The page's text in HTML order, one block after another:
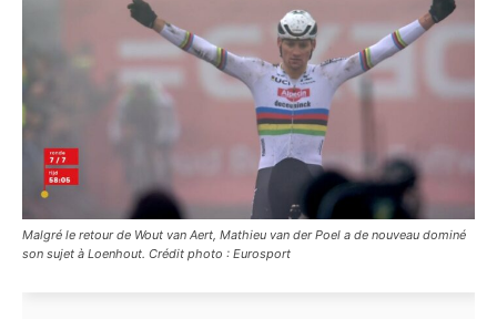
Malgré le retour de Wout van Aert, Mathieu van der Poel a de nouveau dominé
son sujet à Loenhout. Crédit photo : Eurosport